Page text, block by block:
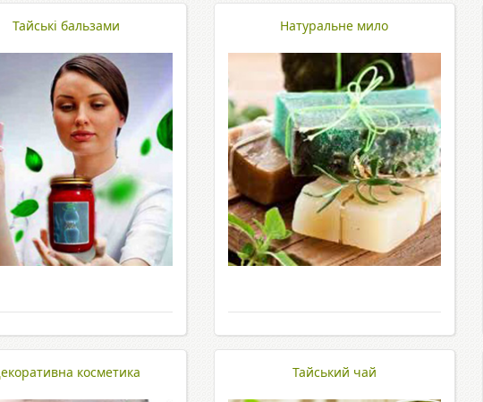
Тайські бальзами Натуральне мило
косметика Тайський чай